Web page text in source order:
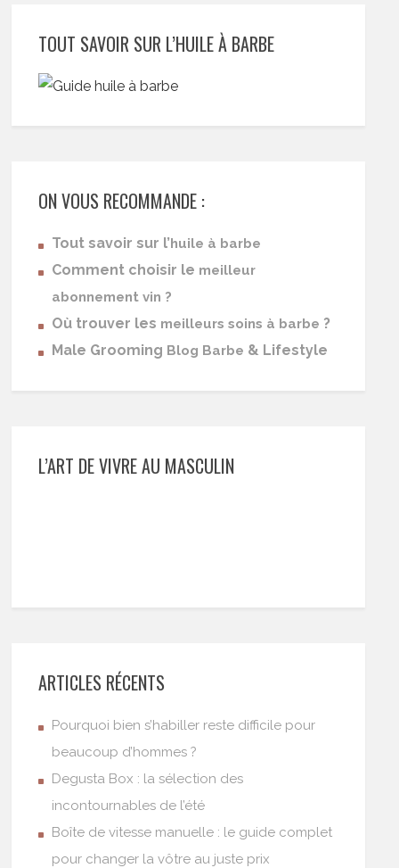
TOUT SAVOIR SUR L’HUILE À BARBE
ON VOUS RECOMMANDE :
Tout savoir sur l’huile à barbe
Comment choisir le meilleur
abonnement vin ?
Où trouver les meilleurs soins à barbe ?
Male Grooming Blog Barbe & Lifestyle
L’ART DE VIVRE AU MASCULIN
ARTICLES RÉCENTS
Pourquoi bien s’habiller reste difficile pour
beaucoup d’hommes ?
Degusta Box : la sélection des
incontournables de l’été
Boîte de vitesse manuelle : le guide complet
pour changer la vôtre au juste prix